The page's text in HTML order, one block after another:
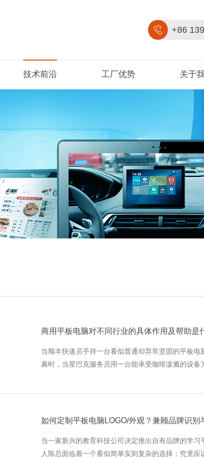
+86
学习教育平板
技术前沿 工厂优势 关于
发
当顺丰快递员手持一台看似普通却异常坚固的平板电
裹时，当星巴克服务员用一台能承受咖啡泼溅的设备
当一家新兴的教育科技公司决定推出自有品牌的学习
人陈总面临着一个看似简单实则复杂的选择：究竟应